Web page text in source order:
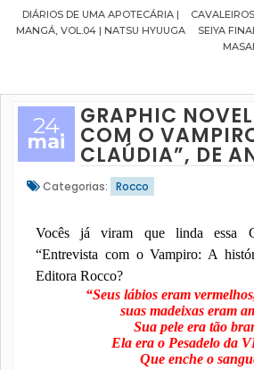
DIÁRIOS DE UMA APOTECÁRIA |
MANGÁ, VOL.04 | NATSU HYUUGA
SEIYA
24
mai
GRAPHIC
COM O
CLAÚDIA”, DE
Categorias: Rocco
Vocês já viram que linda essa
“Entrevista com o Vampiro: A
Editora Rocco?
“Seus lábios eram
suas madeixas eram
Sua pele era tão
Ela era o Pesadelo da
Que enche o